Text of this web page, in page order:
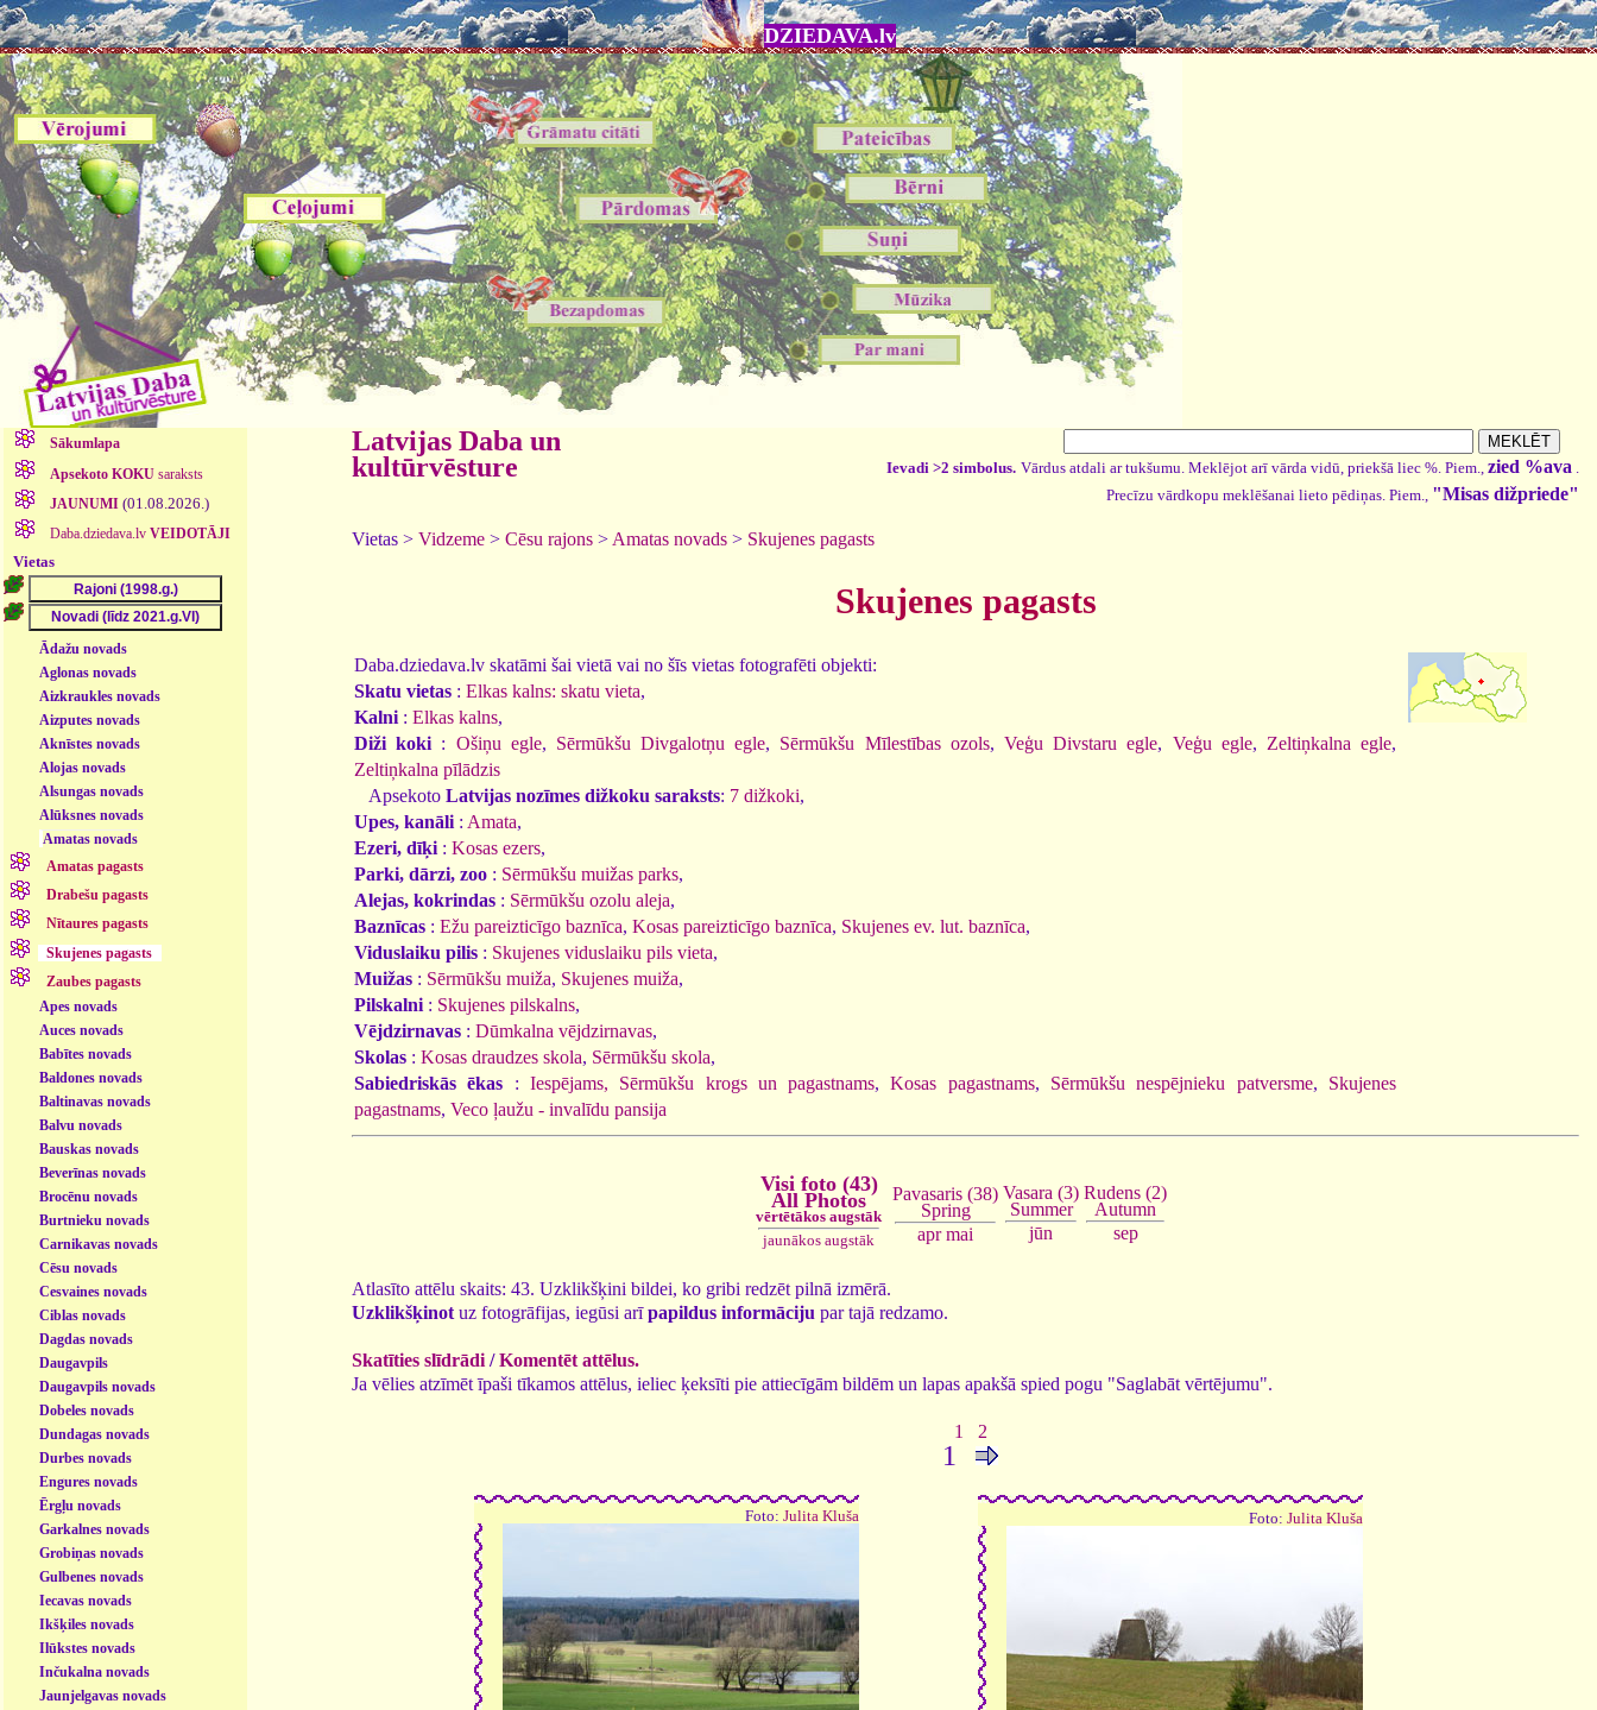
DZIEDAVA.lv
Sākumlapa
Apsekoto KOKUsaraksts
JAUNUMI (01.08.2026.)
Daba.dziedava.lv VEIDOTĀJI
Vietas
Ādažu novads
Aglonas novads
Aizkraukles novads
Aizputes novads
Aknīstes novads
Alojas novads
Alsungas novads
Alūksnes novads
Amatas novads
Amatas pagasts
Drabešu pagasts
Nītaures pagasts
Skujenes pagasts
Zaubes pagasts
Apes novads
Auces novads
Babītes novads
Baldones novads
Baltinavas novads
Balvu novads
Bauskas novads
Beverīnas novads
Brocēnu novads
Burtnieku novads
Carnikavas novads
Cēsu novads
Cesvaines novads
Ciblas novads
Dagdas novads
Daugavpils
Daugavpils novads
Dobeles novads
Dundagas novads
Durbes novads
Engures novads
Ērgļu novads
Garkalnes novads
Grobiņas novads
Gulbenes novads
Iecavas novads
Ikšķiles novads
Ilūkstes novads
Inčukalna novads
Jaunjelgavas novads
Latvijas Daba un
kultūrvēsture
Ievadi >2 simbolus. Vārdus atdali ar tukšumu. Meklējot arī vārda vidū, priekšā liec %. Piem., zied %ava .
Precīzu vārdkopu meklēšanai lieto pēdiņas. Piem., "Misas dižpriede"
Vietas > Vidzeme > Cēsu rajons > Amatas novads > Skujenes pagasts
Skujenes pagasts
Daba.dziedava.lv skatāmi šai vietā vai no šīs vietas fotografēti objekti:
Skatu vietas : Elkas kalns: skatu vieta,
Kalni : Elkas kalns,
Diži koki : Ošiņu egle, Sērmūkšu Divgalotņu egle, Sērmūkšu Mīlestības ozols,Veģu Divstaru egle, Veģu egle, Zeltiņkalna egle,
Zeltiņkalna pīlādzis
Apsekoto Latvijas nozīmes dižkoku saraksts: 7 dižkoki,
Upes, kanāli : Amata,
Ezeri, dīķi : Kosas ezers,
Parki, dārzi, zoo : Sērmūkšu muižas parks,
Alejas, kokrindas : Sērmūkšu ozolu aleja,
Baznīcas : Ežu pareizticīgo baznīca, Kosas pareizticīgo baznīca, Skujenes ev. lut. baznīca,
Viduslaiku pilis : Skujenes viduslaiku pils vieta,
Muižas : Sērmūkšu muiža, Skujenes muiža,
Pilskalni : Skujenes pilskalns,
Vējdzirnavas : Dūmkalna vējdzirnavas,
Skolas : Kosas draudzes skola, Sērmūkšu skola,
Sabiedriskās ēkas : Iespējams, Sērmūkšu krogs un pagastnams,Kosas pagastnams, Sērmūkšu nespējnieku patversme, Skujenes
pagastnams, Veco ļaužu - invalīdu pansija
Visi foto (43)
All Photos
vērtētākos augstāk
jaunākos augstāk
Pavasaris (38)
Spring
apr mai
Vasara (3)
Summer
jūn
Rudens (2)
Autumn
sep
Atlasīto attēlu skaits: 43. Uzklikšķini bildei, ko gribi redzēt pilnā izmērā.
Uzklikšķinot uz fotogrāfijas, iegūsi arīpapildus informāciju par tajā redzamo.
Skatīties slīdrādi /Komentēt attēlus.
Ja vēlies atzīmēt īpaši tīkamos attēlus, ieliec ķeksīti pie attiecīgām bildēm un lapas apakšā spied pogu "Saglabāt vērtējumu".
1 2
1
Foto: Julita Kluša Foto: Julita Kluša